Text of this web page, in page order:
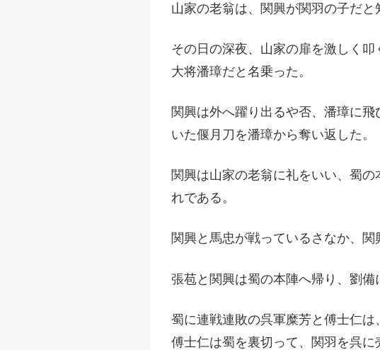
山家の老翁は、関興が関羽の子だと
その日の深夜、山家の扉を激しく
大将潘璋だと名乗った。
関興は外へ躍り出るや否、潘璋に
いた偃月刀を潘璋から奪い返した。
関興は山家の老翁に礼をいい、蜀
れである。
関興と馬忠が戦っているさなか、
張苞と関興は蜀の本陣へ帰り、劉備
蜀に連戦連敗の呉軍糜芳と傅士仁
傅士仁は蜀を裏切って、関羽を呉に